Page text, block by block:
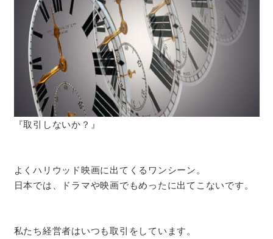
『取引しないか？』
よくハリウッド映画に出てくるワンシーン。
日本では、ドラマや映画でもめったに出てこないです。
私たち経営者はいつも取引をしています。